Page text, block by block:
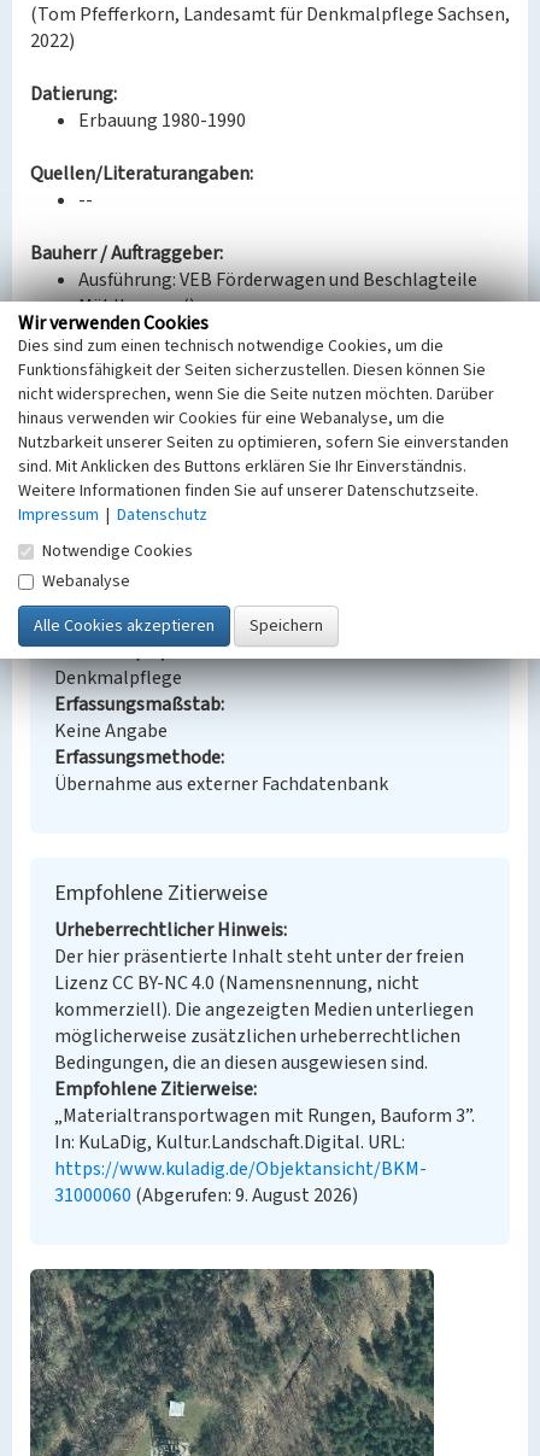
(Tom Pfefferkorn, Landesamt für Denkmalpflege Sachsen,
2022)
Datierung:
Erbauung 1980-1990
Quellen/Literaturangaben:
--
Bauherr / Auftraggeber:
Ausführung: VEB Förderwagen und Beschlagteile
Mühlhausen ()
BKM-Nummer:31000060
Materialtransportwagen mit Rungen, Bauform
3
Schlagwörter
Lore (Eisenbahnwagen)
Ort
Knappenrode
Alternativer Ortsname
Hórnikecy
Fachsicht(en)
Denkmalpflege
Erfassungsmaßstab
Keine Angabe
Erfassungsmethode
Übernahme aus externer Fachdatenbank
Empfohlene Zitierweise
Urheberrechtlicher Hinweis
Der hier präsentierte Inhalt steht unter der freien
Lizenz CC BY-NC 4.0 (Namensnennung, nicht
kommerziell). Die angezeigten Medien unterliegen
möglicherweise zusätzlichen urheberrechtlichen
Bedingungen, die an diesen ausgewiesen sind.
Empfohlene Zitierweise
„Materialtransportwagen mit Rungen, Bauform 3”.
In: KuLaDig, Kultur.Landschaft.Digital. URL:
https://www.kuladig.de/Objektansicht/BKM-
31000060 (Abgerufen: 9. August 2026)
Wir verwenden Cookies
Dies sind zum einen technisch notwendige Cookies, um die
Funktionsfähigkeit der Seiten sicherzustellen. Diesen können Sie
nicht widersprechen, wenn Sie die Seite nutzen möchten. Darüber
hinaus verwenden wir Cookies für eine Webanalyse, um die
Nutzbarkeit unserer Seiten zu optimieren, sofern Sie einverstanden
sind. Mit Anklicken des Buttons erklären Sie Ihr Einverständnis.
Weitere Informationen finden Sie auf unserer Datenschutzseite.
Impressum | Datenschutz
Notwendige Cookies
Webanalyse